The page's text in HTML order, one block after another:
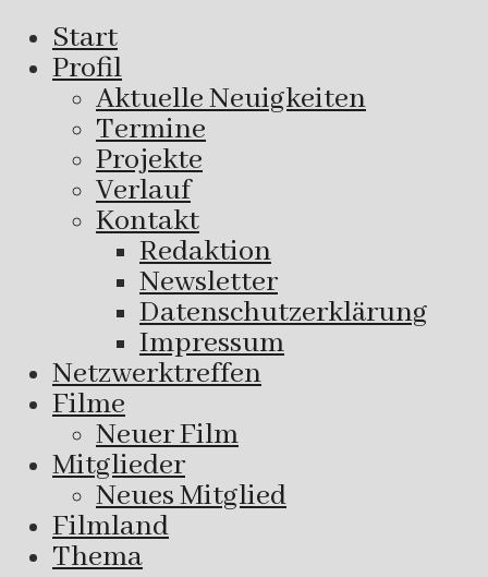
Start
Profil
Aktuelle Neuigkeiten
Termine
Projekte
Verlauf
Kontakt
Redaktion
Newsletter
Datenschutzerklärung
Impressum
Netzwerktreffen
Filme
Neuer Film
Mitglieder
Neues Mitglied
Filmland
Thema